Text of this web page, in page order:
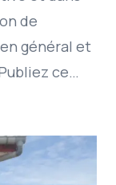
de
général et
ce